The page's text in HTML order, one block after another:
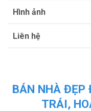
Hình ảnh
Liên hệ
BÁN NHÀ ĐẸP
TRÁI,